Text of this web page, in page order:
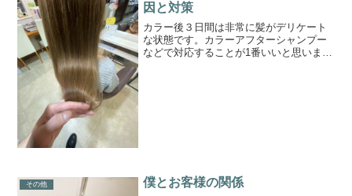
因と対策
カラー後３日間は非常に髪がデリケート
な状態です。カラーアフターシャンプー
などで対応することが1番いいと思いま
その他 僕とお客様の関係